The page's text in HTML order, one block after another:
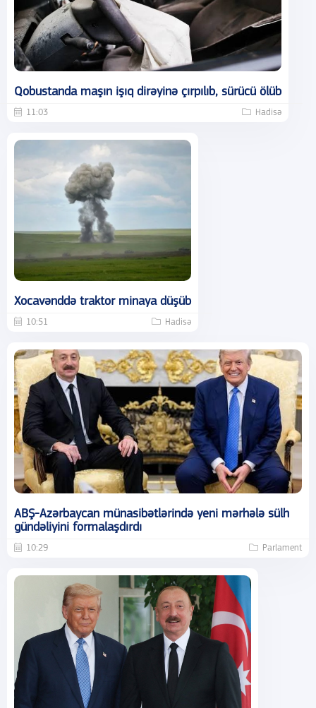
Qobustanda maşın işıq dirəyinə çırpılıb, sürücü ölüb
11:03 Hadisə
Xocavənddə traktor minaya düşüb
10:51 Hadisə
ABŞ-Azərbaycan münasibətlərində yeni mərhələ sülh
gündəliyini formalaşdırdı
10:29 Parlament